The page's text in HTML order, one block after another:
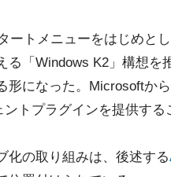
ートメニューをはじめと
る「Windows K2」構想
形になった。Microsoftか
トプラグインを提供する
化の取り組みは、後述する